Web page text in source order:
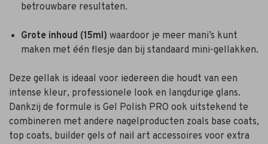
betrouwbare resultaten.
Grote inhoud (15ml) waardoor je meer mani’s kunt
maken met één flesje dan bij standaard mini-gellakken.
Deze gellak is ideaal voor iedereen die houdt van een
intense kleur, professionele look en langdurige glans.
Dankzij de formule is Gel Polish PRO ook uitstekend te
combineren met andere nagelproducten zoals base coats,
top coats, builder gels of nail art accessoires voor extra